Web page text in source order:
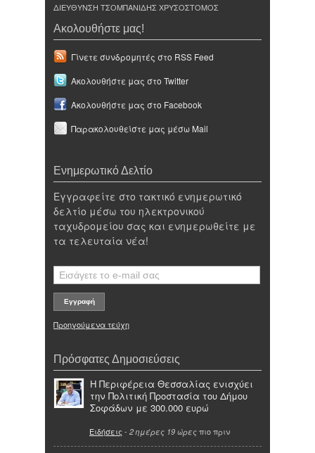
ΔΙΕΥΘΥΝΣΗ ΤΣΟΜΠΑΝΙΔΗΣ ΧΡΥΣΟΣΤΟΜΟΣ
Ακολουθήστε μας!
Γίνετε συνδρομητές στο RSS Feed
Ακολουθήστε μας στο Twitter
Ακολουθήστε μας στο Facebook
Παρακολουθείστε μας μέσω Mail
Ενημερωτικό Δελτίο
Εγγραφείτε στο τακτικό ενημερωτικό
δελτίο μέσω του ηλεκτρονικού
ταχυδρομείου σας και ενημερωθείτε με
τα τελευταία νέα!
Προηγούμενα τεύχη
Πρόσφατες Δημοσιεύσεις
Η Περιφέρεια Θεσσαλίας ενισχύει
την Πολιτική Προστασία του Δήμου
Σοφάδων με 300.000 ευρώ
Ειδήσεις - 2 ημέρες 19 ώρες πιο πριν